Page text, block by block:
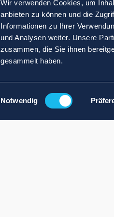
Wir verwenden Cookies, um
anbieten zu können und die
Informationen zu Ihrer
und Analysen weiter. Unsere
zusammen, die Sie ihnen
gesammelt haben.
Einwilligungsauswahl
Notwendig